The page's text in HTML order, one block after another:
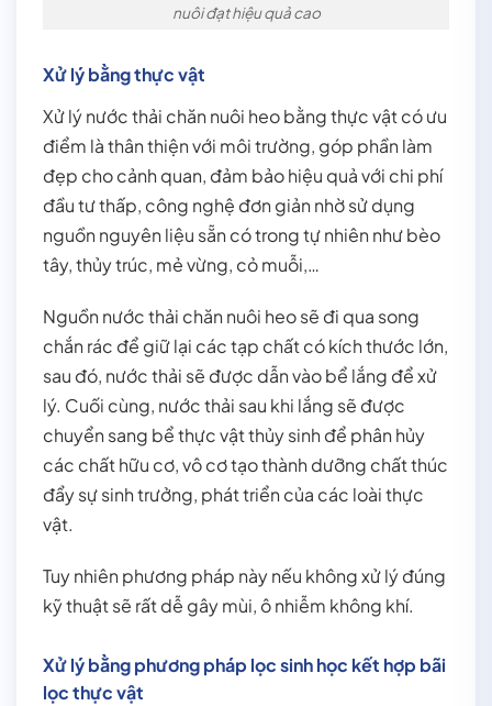
nuôi đạt hiệu quả cao
Xử lý bằng thực vật
Xử lý nước thải chăn nuôi heo bằng thực vật có ưu
điểm là thân thiện với môi trường, góp phần làm
đẹp cho cảnh quan, đảm bảo hiệu quả với chi phí
đầu tư thấp, công nghệ đơn giản nhờ sử dụng
nguồn nguyên liệu sẵn có trong tự nhiên như bèo
tây, thủy trúc, mẻ vừng, cỏ muỗi,…
Nguồn nước thải chăn nuôi heo sẽ đi qua song
chắn rác để giữ lại các tạp chất có kích thước lớn,
sau đó, nước thải sẽ được dẫn vào bể lắng để xử
lý. Cuối cùng, nước thải sau khi lắng sẽ được
chuyển sang bể thực vật thủy sinh để phân hủy
các chất hữu cơ, vô cơ tạo thành dưỡng chất thúc
đẩy sự sinh trưởng, phát triển của các loài thực
vật.
Tuy nhiên phương pháp này nếu không xử lý đúng
kỹ thuật sẽ rất dễ gây mùi, ô nhiễm không khí.
Xử lý bằng phương pháp lọc sinh học kết hợp bãi
lọc thực vật